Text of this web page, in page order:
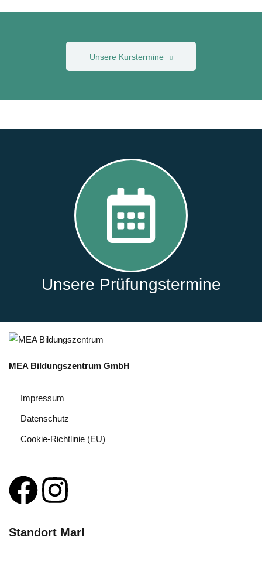
Unsere Kurstermine
Unsere Prüfungstermine
MEA Bildungszentrum GmbH
Impressum
Datenschutz
Cookie-Richtlinie (EU)
Standort Marl